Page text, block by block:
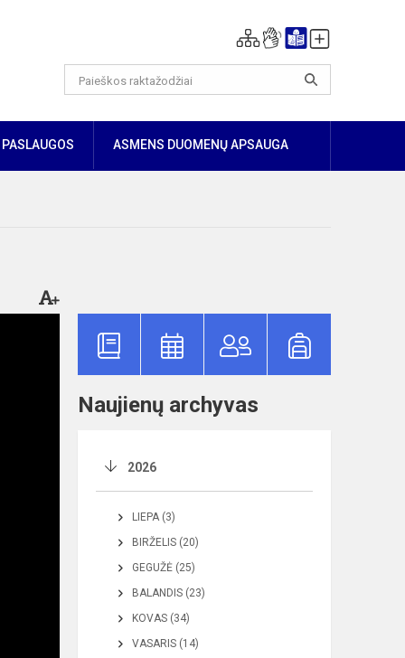
PASLAUGOS ASMENS DUOMENŲ APSAUGA
Naujienų archyvas
2026
LIEPA (3)
BIRŽELIS (20)
GEGUŽĖ (25)
BALANDIS (23)
KOVAS (34)
VASARIS (14)